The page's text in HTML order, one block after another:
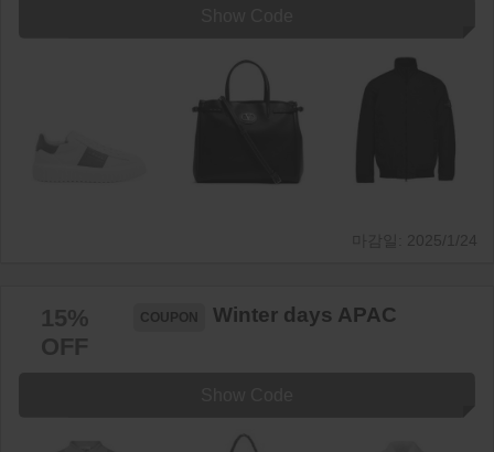
15%
OFF
Winter days APAC